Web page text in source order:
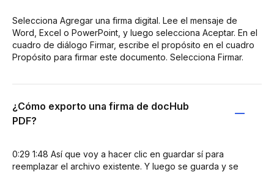
Selecciona Agregar una firma digital. Lee el mensaje de
Word, Excel o PowerPoint, y luego selecciona Aceptar. En el
cuadro de diálogo Firmar, escribe el propósito en el cuadro
Propósito para firmar este documento. Selecciona Firmar.
¿Cómo exporto una firma de docHub
PDF?
0:29 1:48 Así que voy a hacer clic en guardar sí para
reemplazar el archivo existente. Y luego se guarda y se